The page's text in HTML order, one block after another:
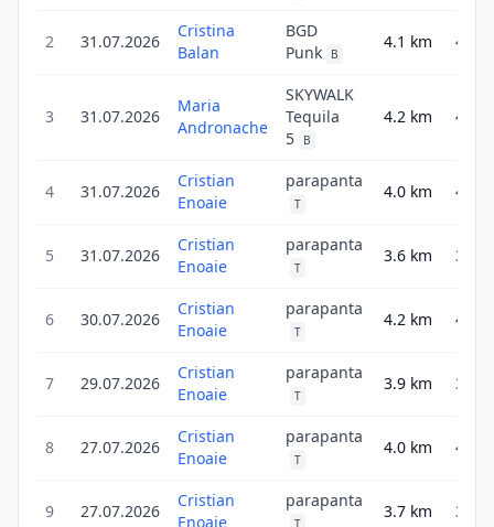
2 31.07.2026
Cristina
Balan
BGD
Punk
B
4.1 km 4.1
3 31.07.2026
Maria
Andronache
SKYWALK
Tequila
5
B
4.2 km 4.2
4 31.07.2026
Cristian
Enoaie
parapanta
T
4.0 km 4.0
5 31.07.2026
Cristian
Enoaie
parapanta
T
3.6 km 3.6
6 30.07.2026
Cristian
Enoaie
parapanta
T
4.2 km 4.2
7 29.07.2026
Cristian
Enoaie
parapanta
T
3.9 km 3.9
8 27.07.2026
Cristian
Enoaie
parapanta
T
4.0 km 4.0
9 27.07.2026
Cristian
Enoaie
parapanta
T
3.7 km 3.7